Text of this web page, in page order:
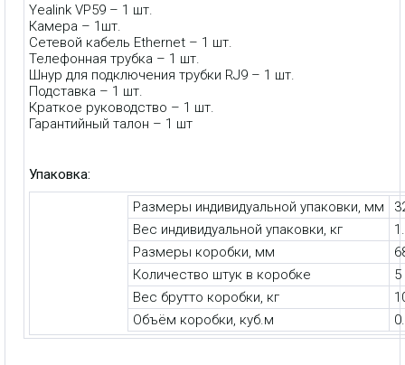
Yealink VP59 – 1 шт.
Камера – 1шт.
Сетевой кабель Ethernet – 1 шт.
Телефонная трубка – 1 шт.
Шнур для подключения трубки RJ9 – 1 шт.
Подставка – 1 шт.
Краткое руководство – 1 шт.
Гарантийный талон – 1 шт
Упаковка:
Размеры индивидуальной упаковки, мм
Вес индивидуальной упаковки, кг
Размеры коробки, мм
Количество штук в коробке
5
Вес брутто коробки, кг
Объём коробки, куб.м